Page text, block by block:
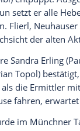
einverstanden,
Drittplattformen
der Münchner
für den
Flierl